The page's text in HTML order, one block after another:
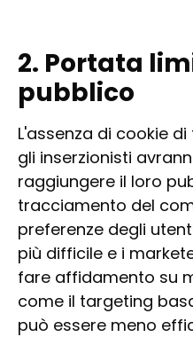
2. Portata
pubblico
L'assenza di cookie
gli inserzionisti
raggiungere il loro
tracciamento del
preferenze degli
più difficile e i
fare affidamento su
come il targeting
può essere meno